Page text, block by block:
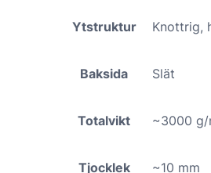
Ytstruktur Knottrig,
Baksida Slät
Totalvikt ~3000 g/
Tjocklek ~10 mm